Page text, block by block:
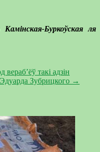
Буркоўская ля
такі адзін
Зубрицкого →